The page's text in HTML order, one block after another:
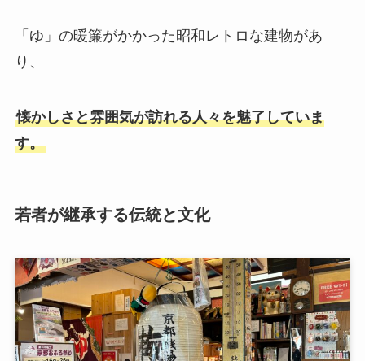
「ゆ」の暖簾がかかった昭和レトロな建物があ
り、
懐かしさと雰囲気が訪れる人々を魅了していま
す。
若者が継承する伝統と文化